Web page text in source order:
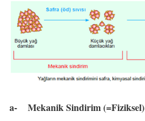
a-
Mekanik Sindirim (=Fiziksel)